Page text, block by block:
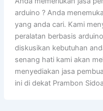
arduino ? Anda
yang anda cari. Kami
peralatan berbasis
diskusikan kebutuhan
senang hati kami akan
menyediakan jasa
ini di dekat Prambon